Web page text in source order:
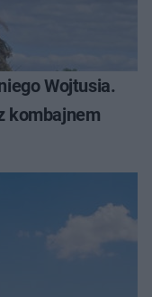
Wojtusia.
kombajnem